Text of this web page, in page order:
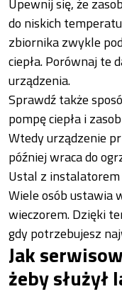
do niskich
zbiornika zwykle
ciepła. Porównaj te
urządzenia.
Sprawdź także
pompę ciepła i
Wtedy urządzenie
później wraca do
Ustal z
Wiele osób ustawia
wieczorem. Dzięki
gdy potrzebujesz
Jak
żeby służył